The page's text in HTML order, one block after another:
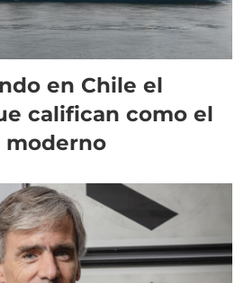
en Chile el
califican como el
moderno